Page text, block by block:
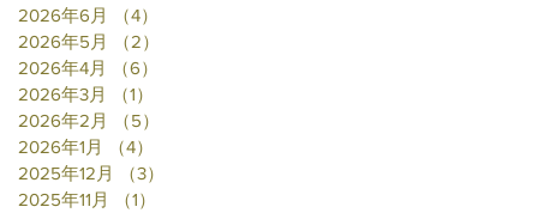
2026年6月
（4）
2026年5月
（2）
2026年4月
（6）
2026年3月
（1）
2026年2月
（5）
2026年1月
（4）
2025年12月
（3）
2025年11月
（1）